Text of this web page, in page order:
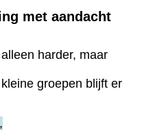
met aandacht
harder, maar
groepen blijft er